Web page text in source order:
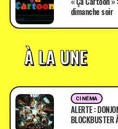
dimanche soir
À LA UNE
CINÉMA
ALERTE :
BLOCKBUSTER